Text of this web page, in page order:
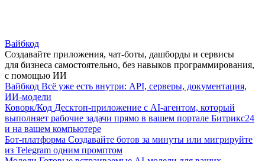
Вайбкод
Создавайте приложения, чат-боты, дашборды и сервисы
для бизнеса самостоятельно, без навыков программирования,
с помощью ИИ
Вайбкод Всё уже есть внутри: API, серверы, документация,
ИИ-модели
Коворк/Код Десктоп-приложение с AI-агентом, который
выполняет рабочие задачи прямо в вашем портале Битрикс24
и на вашем компьютере
Бот-платформа Создавайте ботов за минуты или мигрируйте
из Telegram одним промптом